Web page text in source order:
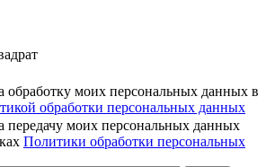
обработку моих персональных данных в
обработки персональных данных
передачу моих персональных данных
Политики обработки персональных